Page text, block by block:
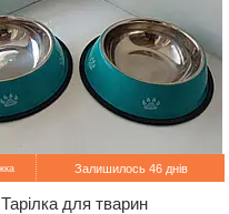
Залишилось 46 днів
Тарілка для тварин